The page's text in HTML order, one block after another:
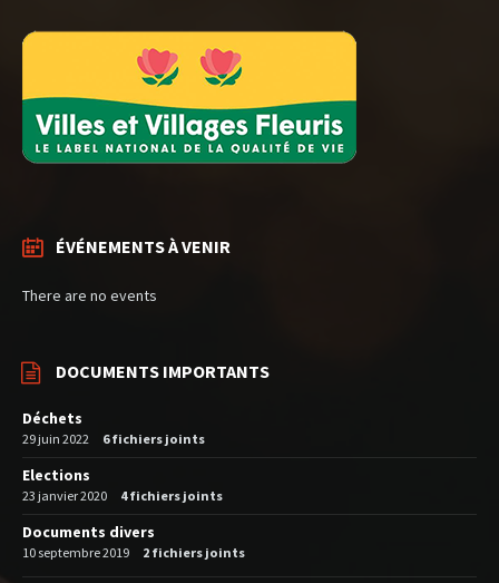
ÉVÉNEMENTS À VENIR
There are no events
DOCUMENTS IMPORTANTS
Déchets
29 juin 2022 6 fichiers joints
Elections
23 janvier 2020 4 fichiers joints
Documents divers
10 septembre 2019 2 fichiers joints